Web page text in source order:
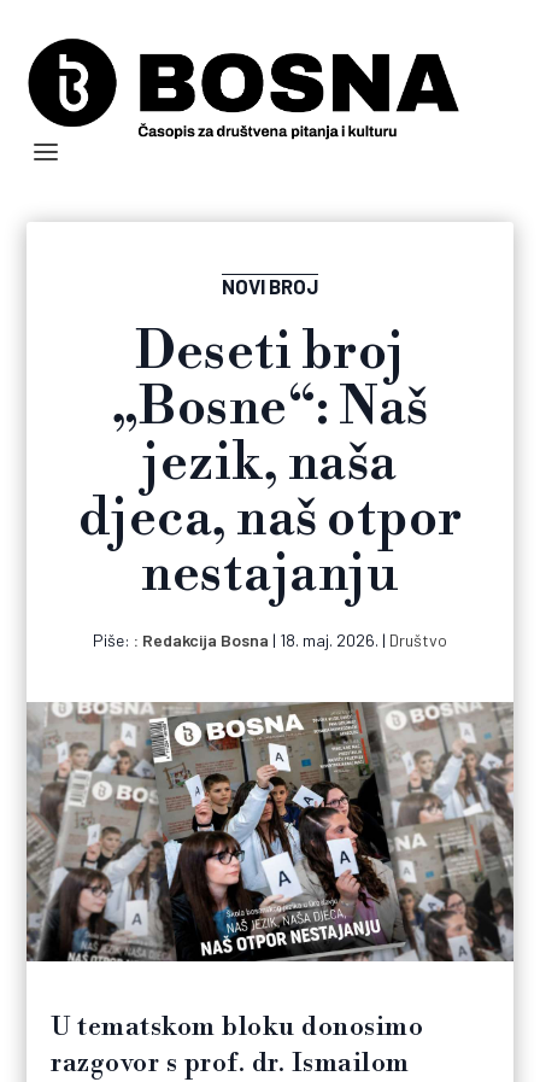
NOVI BROJ
Deseti broj
„Bosne“: Naš
jezik, naša
djeca, naš otpor
nestajanju
Piše: Redakcija Bosna | 18. maj. 2026. | Društvo
U tematskom bloku donosimo
razgovor s prof. dr. Ismailom